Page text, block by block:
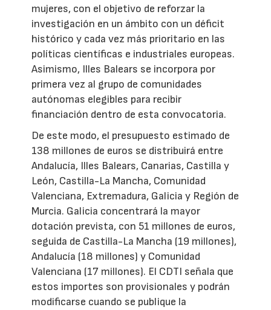
mujeres, con el objetivo de reforzar la
investigación en un ámbito con un déficit
histórico y cada vez más prioritario en las
políticas científicas e industriales europeas.
Asimismo, Illes Balears se incorpora por
primera vez al grupo de comunidades
autónomas elegibles para recibir
financiación dentro de esta convocatoria.
De este modo, el presupuesto estimado de
138 millones de euros se distribuirá entre
Andalucía, Illes Balears, Canarias, Castilla y
León, Castilla-La Mancha, Comunidad
Valenciana, Extremadura, Galicia y Región de
Murcia. Galicia concentrará la mayor
dotación prevista, con 51 millones de euros,
seguida de Castilla-La Mancha (19 millones),
Andalucía (18 millones) y Comunidad
Valenciana (17 millones). El CDTI señala que
estos importes son provisionales y podrán
modificarse cuando se publique la